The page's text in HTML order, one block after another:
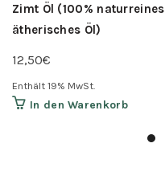
Zimt Öl (100% naturreines
ätherisches Öl)
12,50€
Enthält 19% MwSt.
In den Warenkorb